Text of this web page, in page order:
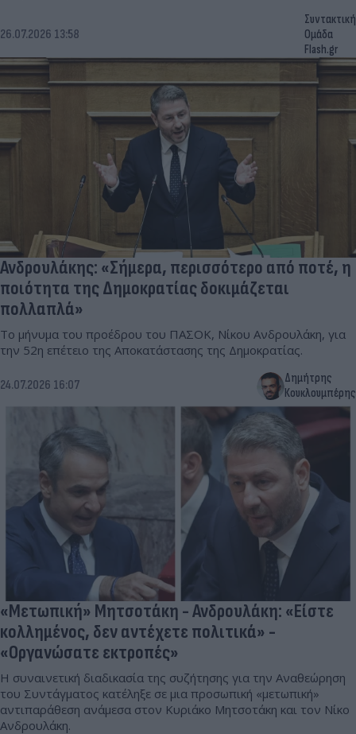
26.07.2026 13:58
Συντακτική
Ομάδα
Flash.gr
Ανδρουλάκης: «Σήμερα, περισσότερο από ποτέ, η
ποιότητα της Δημοκρατίας δοκιμάζεται
πολλαπλά»
Το μήνυμα του προέδρου του ΠΑΣΟΚ, Νίκου Ανδρουλάκη, για
την 52η επέτειο της Αποκατάστασης της Δημοκρατίας.
24.07.2026 16:07
Δημήτρης
Κουκλουμπέρης
«Μετωπική» Μητσοτάκη - Ανδρουλάκη: «Είστε
κολλημένος, δεν αντέχετε πολιτικά» -
«Οργανώσατε εκτροπές»
Η συναινετική διαδικασία της συζήτησης για την Αναθεώρηση
του Συντάγματος κατέληξε σε μια προσωπική «μετωπική»
αντιπαράθεση ανάμεσα στον Κυριάκο Μητσοτάκη και τον Νίκο
Ανδρουλάκη.